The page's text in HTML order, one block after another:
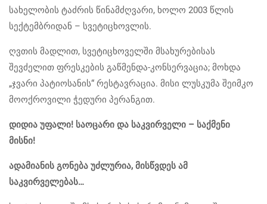
სახელობის ტაძრის წინამძღვარი, ხოლო 2003 წლის
სექტემბრიდან – სვეტიცხოვლის.
ღვთის მადლით, სვეტიცხოველში მსახურებისას
შევძელით ფრესკების გაწმენდა-კონსერვაცია; მოხდა
„ჯვარი პატიოსანის“ რესტავრაცია. მისი ლუსკუმა შეიმკო
მოოქროვილი ჭედური პერანგით.
დიდია უფალი! საოცარი და საკვირველი – საქმენი
მისნი!
ადამიანის გონება უძლურია, მისწვდეს ამ
საკვირველებას…